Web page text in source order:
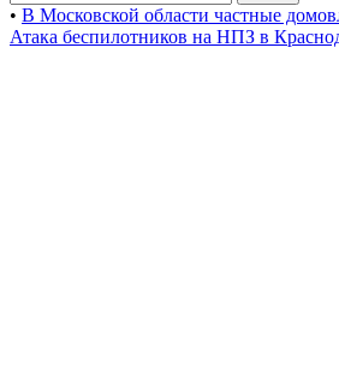
• В Московской области частные
Атака беспилотников на НПЗ в